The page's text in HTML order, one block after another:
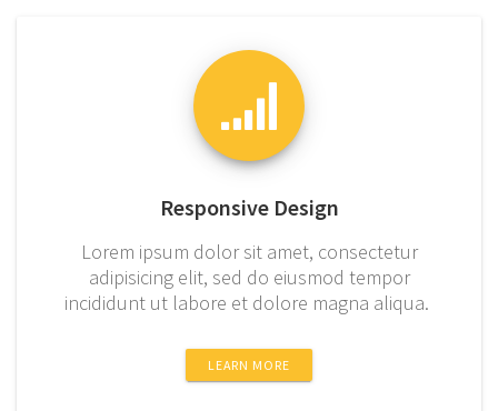
Responsive Design
Lorem ipsum dolor sit amet, consectetur
adipisicing elit, sed do eiusmod tempor
incididunt ut labore et dolore magna aliqua.
LEARN MORE